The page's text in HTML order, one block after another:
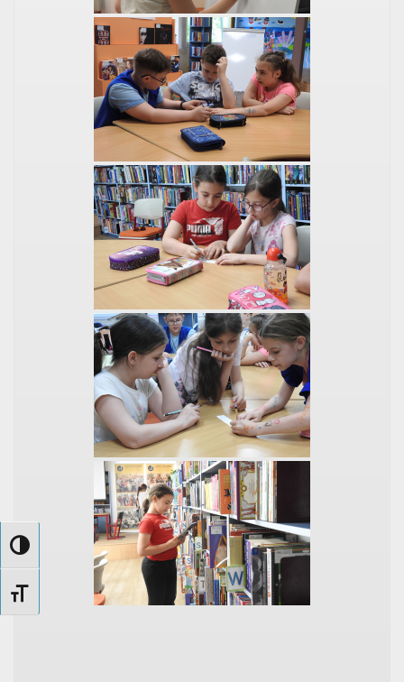
Nagy kontraszt váltása
Betűméret váltása